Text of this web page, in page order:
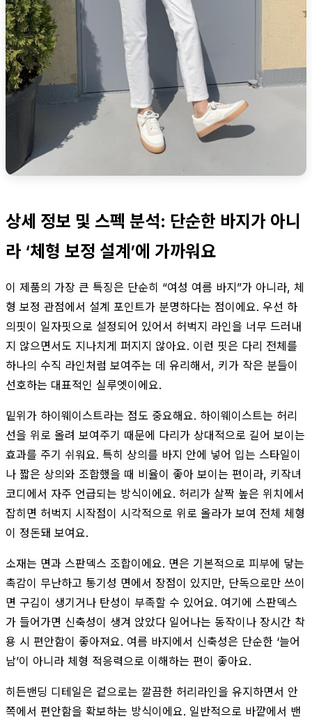
상세 정보 및 스펙 분석: 단순한 바지가 아니
라 ‘체형 보정 설계’에 가까워요
이 제품의 가장 큰 특징은 단순히 “여성 여름 바지”가 아니라, 체
형 보정 관점에서 설계 포인트가 분명하다는 점이에요. 우선 하
의핏이 일자핏으로 설정되어 있어서 허벅지 라인을 너무 드러내
지 않으면서도 지나치게 퍼지지 않아요. 이런 핏은 다리 전체를
하나의 수직 라인처럼 보여주는 데 유리해서, 키가 작은 분들이
선호하는 대표적인 실루엣이에요.
밑위가 하이웨이스트라는 점도 중요해요. 하이웨이스트는 허리
선을 위로 올려 보여주기 때문에 다리가 상대적으로 길어 보이는
효과를 주기 쉬워요. 특히 상의를 바지 안에 넣어 입는 스타일이
나 짧은 상의와 조합했을 때 비율이 좋아 보이는 편이라, 키작녀
코디에서 자주 언급되는 방식이에요. 허리가 살짝 높은 위치에서
잡히면 허벅지 시작점이 시각적으로 위로 올라가 보여 전체 체형
이 정돈돼 보여요.
소재는 면과 스판덱스 조합이에요. 면은 기본적으로 피부에 닿는
촉감이 무난하고 통기성 면에서 장점이 있지만, 단독으로만 쓰이
면 구김이 생기거나 탄성이 부족할 수 있어요. 여기에 스판덱스
가 들어가면 신축성이 생겨 앉았다 일어나는 동작이나 장시간 착
용 시 편안함이 좋아져요. 여름 바지에서 신축성은 단순한 ‘늘어
남’이 아니라 체형 적응력으로 이해하는 편이 좋아요.
히든밴딩 디테일은 겉으로는 깔끔한 허리라인을 유지하면서 안
쪽에서 편안함을 확보하는 방식이에요. 일반적으로 바깥에서 밴